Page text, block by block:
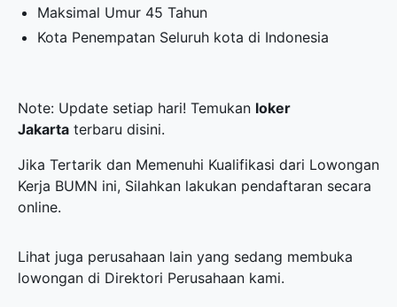
Maksimal Umur 45 Tahun
Kota Penempatan Seluruh kota di Indonesia
Note: Update setiap hari! Temukan loker
Jakarta terbaru disini.
Jika Tertarik dan Memenuhi Kualifikasi dari Lowongan
Kerja BUMN ini, Silahkan lakukan pendaftaran secara
online.
Lihat juga perusahaan lain yang sedang membuka
lowongan di Direktori Perusahaan kami.